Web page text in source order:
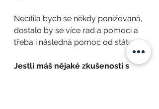
Necítila bych se někdy ponižovaná,
dostalo by se více rad a pomoci a
třeba i následná pomoc od státu.
Jestli máš nějaké zkušenosti s